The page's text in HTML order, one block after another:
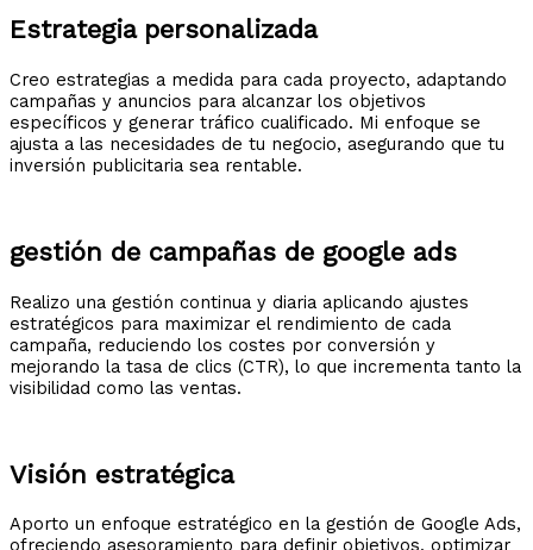
Estrategia personalizada​
Creo estrategias a medida para cada proyecto, adaptando
campañas y anuncios para alcanzar los objetivos
específicos y generar tráfico cualificado. Mi enfoque se
ajusta a las necesidades de tu negocio, asegurando que tu
inversión publicitaria sea rentable.
gestión de campañas de google ads
Realizo una gestión continua y diaria aplicando ajustes
estratégicos para maximizar el rendimiento de cada
campaña, reduciendo los costes por conversión y
mejorando la tasa de clics (CTR), lo que incrementa tanto la
visibilidad como las ventas.​
Visión estratégica
Aporto un enfoque estratégico en la gestión de Google Ads,
ofreciendo asesoramiento para definir objetivos, optimizar